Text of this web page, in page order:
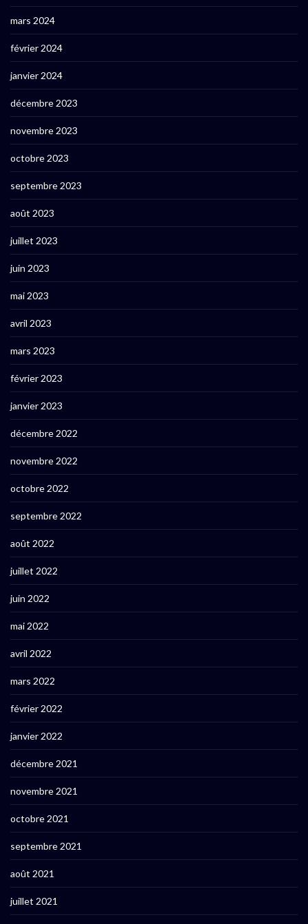
mars 2024
février 2024
janvier 2024
décembre 2023
novembre 2023
octobre 2023
septembre 2023
août 2023
juillet 2023
juin 2023
mai 2023
avril 2023
mars 2023
février 2023
janvier 2023
décembre 2022
novembre 2022
octobre 2022
septembre 2022
août 2022
juillet 2022
juin 2022
mai 2022
avril 2022
mars 2022
février 2022
janvier 2022
décembre 2021
novembre 2021
octobre 2021
septembre 2021
août 2021
juillet 2021